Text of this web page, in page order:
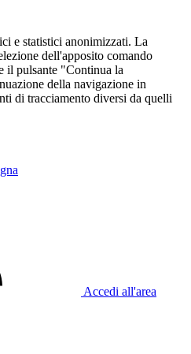
e statistici anonimizzati. La
dell'apposito comando
il pulsante "Continua la
della navigazione in
di tracciamento diversi da quelli
Accedi all'area